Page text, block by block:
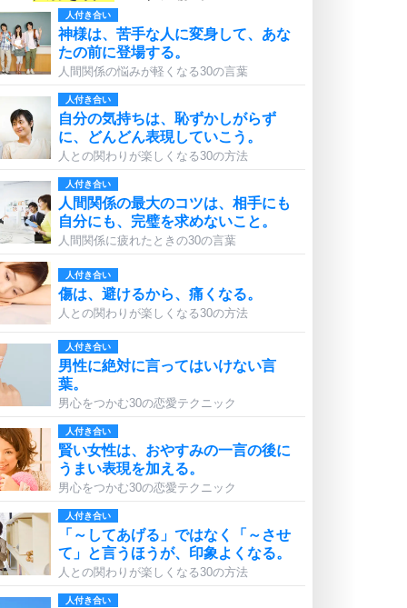
人付き合い
神様は、苦手な人に変身して、あな
たの前に登場する。
人間関係の悩みが軽くなる30の言葉
人付き合い
自分の気持ちは、恥ずかしがらず
に、どんどん表現していこう。
人との関わりが楽しくなる30の方法
人付き合い
人間関係の最大のコツは、相手にも
自分にも、完璧を求めないこと。
人間関係に疲れたときの30の言葉
人付き合い
傷は、避けるから、痛くなる。
人との関わりが楽しくなる30の方法
人付き合い
男性に絶対に言ってはいけない言
葉。
男心をつかむ30の恋愛テクニック
人付き合い
賢い女性は、おやすみの一言の後に
うまい表現を加える。
男心をつかむ30の恋愛テクニック
人付き合い
「～してあげる」ではなく「～させ
て」と言うほうが、印象よくなる。
人との関わりが楽しくなる30の方法
人付き合い